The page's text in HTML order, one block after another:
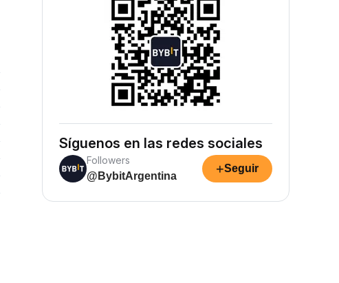
Síguenos en las redes sociales
Followers
@BybitArgentina
+Seguir